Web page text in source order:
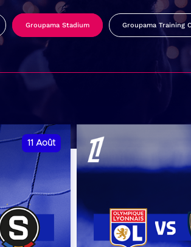
Groupama Stadium Groupama Training
11 Août